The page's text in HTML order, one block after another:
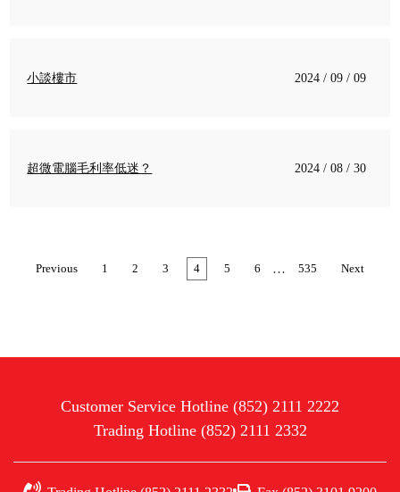
小談樓市 2024 / 09 / 09
超微電腦毛利率低迷？ 2024 / 08 / 30
Previous 1 2 3 4 5 6 … 535 Next
Customer Service Hotline (852) 2111 2222
Trading Hotline (852) 2111 2332